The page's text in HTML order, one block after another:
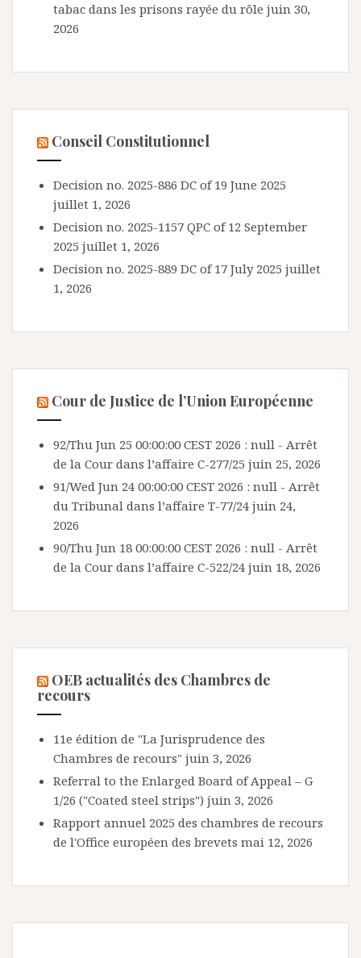
tabac dans les prisons rayée du rôle juin 30,
2026
Conseil Constitutionnel
Decision no. 2025-886 DC of 19 June 2025
juillet 1, 2026
Decision no. 2025-1157 QPC of 12 September
2025 juillet 1, 2026
Decision no. 2025-889 DC of 17 July 2025 juillet
1, 2026
Cour de Justice de l’Union Européenne
92/Thu Jun 25 00:00:00 CEST 2026 : null - Arrêt
de la Cour dans l’affaire C-277/25 juin 25, 2026
91/Wed Jun 24 00:00:00 CEST 2026 : null - Arrêt
du Tribunal dans l’affaire T-77/24 juin 24,
2026
90/Thu Jun 18 00:00:00 CEST 2026 : null - Arrêt
de la Cour dans l’affaire C-522/24 juin 18, 2026
OEB actualités des Chambres de
recours
11e édition de "La Jurisprudence des
Chambres de recours" juin 3, 2026
Referral to the Enlarged Board of Appeal – G
1/26 ("Coated steel strips") juin 3, 2026
Rapport annuel 2025 des chambres de recours
de l'Office européen des brevets mai 12, 2026